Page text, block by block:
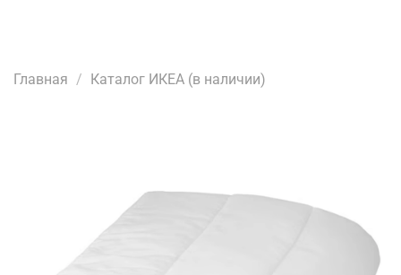
Главная Каталог ИКЕА (в наличии)